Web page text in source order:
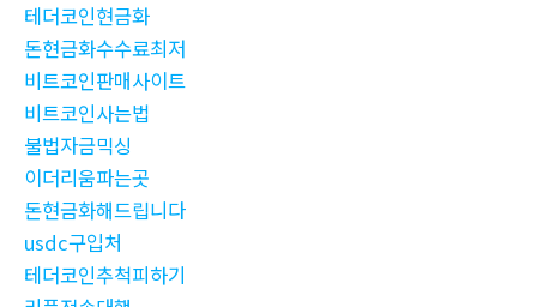
테더코인현금화
돈현금화수수료최저
비트코인판매사이트
비트코인사는법
불법자금믹싱
이더리움파는곳
돈현금화해드립니다
usdc구입처
테더코인추척피하기